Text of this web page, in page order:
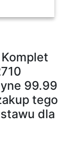
Komplet
99.99
tego
dla